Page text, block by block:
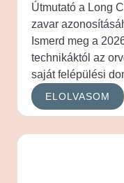
Útmutató a Long
zavar
Ismerd meg a
technikáktól az
saját felépülési
ELOLVASOM